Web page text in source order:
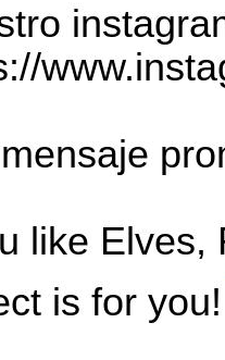
like Elves,
is for you!